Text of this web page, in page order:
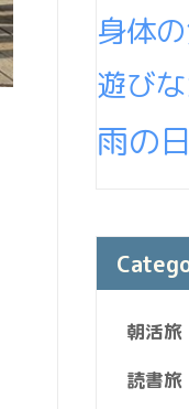
身体
遊び
雨の
朝活旅
読書旅